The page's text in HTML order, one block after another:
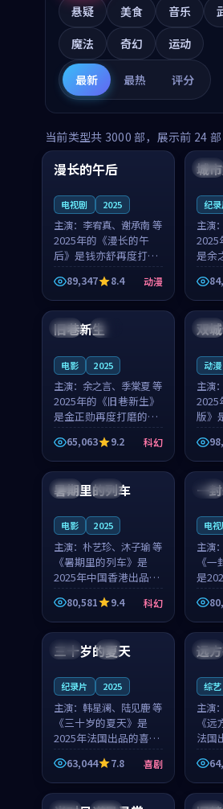
悬疑
美食 音乐
魔法
奇幻 运动
最新 最热 评分
当前类型共 3000 部，展示前 24 部
中国 高分
99:16
漫长的午后
电视剧 2025
主演： 李宥真、谢承南 等
2025年的《漫长的午
后》是钱亦舒再度打磨
的动漫佳作。中国大陆
的取景与海岛日常的氛
围相互成就，李宥真与
谢承南的对手戏自然克
制，让整部影片在悬念
89,347 8.4 动漫
美国
城
纪录
主演：
2025
是余
剧佳
历史
就，
对手
部影
英国 完结
旧巷新生
电影 2025
主演： 余之言、季棠夏 等
2025年的《旧巷新生》
是金正勋再度打磨的科
幻佳作。英国的取景与
雨夜物语的氛围相互成
就，余之言与季棠夏的
对手戏自然克制，让整
部影片在悬念与温度
65,063 9.2 科幻
中国
双
动漫
主演：
2025
版》
的动
的取
围相
樊
制，
中国 杜比
暑期里的列车
电影 2025
主演： 朴艺珍、沐子瑜 等
《暑期里的列车》是
2025年中国香港出品的
科幻新作，主创团队希
望用城市夜归人的故事
让观众停下来想一想。
朴艺珍领衔，沐子瑜担
任重要角色，郑书延的
80,581 9.4 科幻
韩国
一
电
主演：
等
《
是
漫新
用高
众停
重要
法国 4K
三十岁的夏天
纪录片 2025
主演： 韩星澜、陆见鹿 等
《三十岁的夏天》是
2025年法国出品的喜剧
新作，主创团队希望用
深夜电台的故事让观众
停下来想一想。韩星澜
63,044 7.8 喜剧
法国
远
综艺
主演：
《
法国
主创
梦的
想一
颜